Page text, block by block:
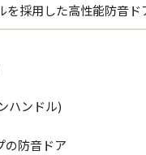
を採用した高性能防音ド
ハンドル)
防音ドア